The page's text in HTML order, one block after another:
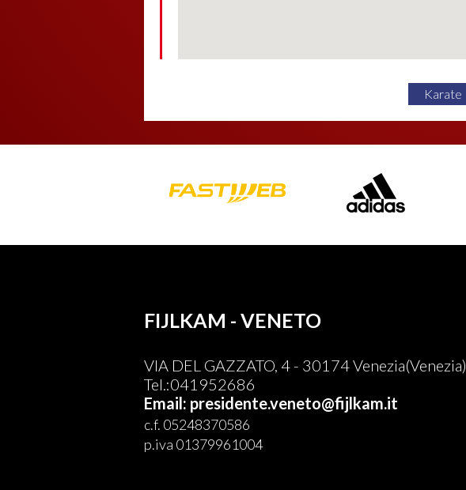
Karate
FIJLKAM - VENETO
VIA DEL GAZZATO, 4 - 30174 Venezia(Venezia)
Tel.:041952686
Email: presidente.veneto@fijlkam.it
c.f. 05248370586
p.iva 01379961004